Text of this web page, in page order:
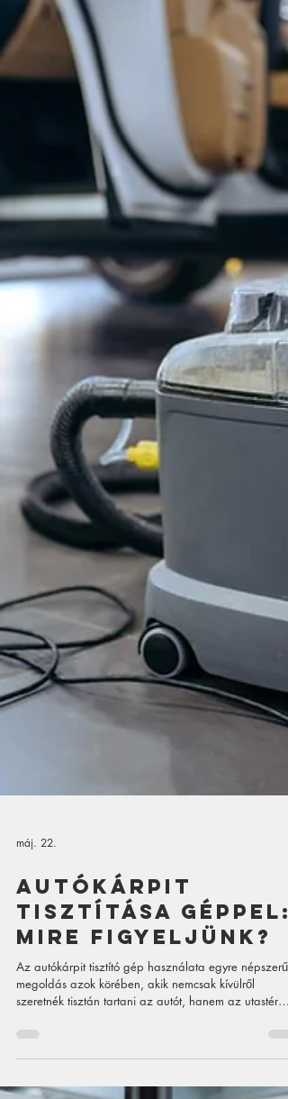
A szőnyeg és kárpittisztító gép kiválasztása sok
háztartásban és vállalkozásban akkor válik aktuálissá,
amikor a hagyományos porszívózás már nem ad elég
látványos eredményt. Egy gyakran használt kanapé,
egy világos ülőgarnitúra, egy autóülés, egy nagy
nappali szőnyeg vagy egy irodai padlószőnyeg
olyan mélyen koszolódhat, hogy a felszíni takarítás
kevésnek bizonyul. Ilyenkor merül fel a kérdés:
szőnyegtisztító gép kell, kárpittisztító gép, vagy olyan
szőnyeg- és kárpitt
máj. 22.